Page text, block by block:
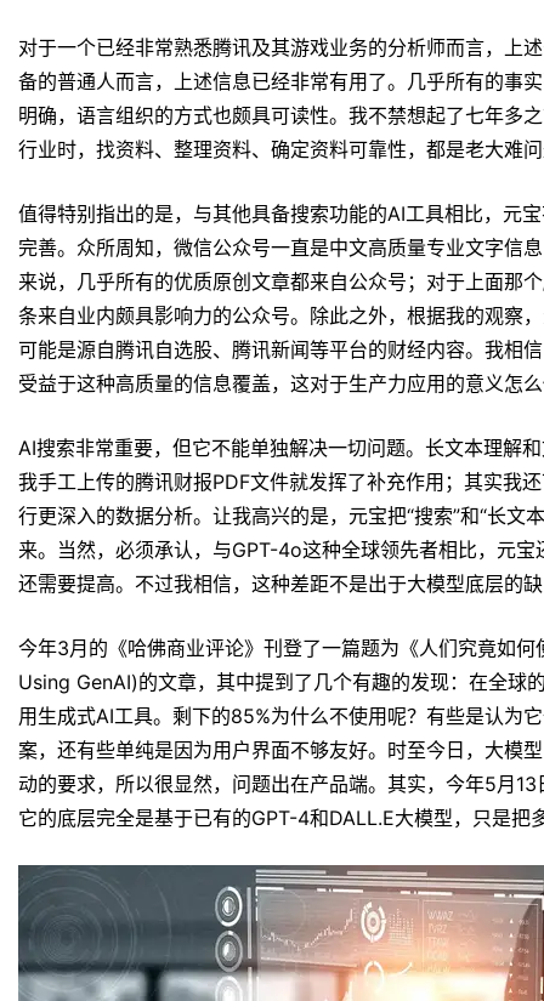
对于一个已经非常熟悉腾讯及其游戏业务的分析师而言，上
备的普通人而言，上述信息已经非常有用了。几乎所有的事
明确，语言组织的方式也颇具可读性。我不禁想起了七年多
行业时，找资料、整理资料、确定资料可靠性，都是老大难
值得特别指出的是，与其他具备搜索功能的AI工具相比，元
完善。众所周知，微信公众号一直是中文高质量专业文字信
来说，几乎所有的优质原创文章都来自公众号；对于上面那
条来自业内颇具影响力的公众号。除此之外，根据我的观察
可能是源自腾讯自选股、腾讯新闻等平台的财经内容。我相
受益于这种高质量的信息覆盖，这对于生产力应用的意义怎
AI搜索非常重要，但它不能单独解决一切问题。长文本理解
我手工上传的腾讯财报PDF文件就发挥了补充作用；其实我
行更深入的数据分析。让我高兴的是，元宝把“搜索”和“长文
来。当然，必须承认，与GPT-4o这种全球领先者相比，元
还需要提高。不过我相信，这种差距不是出于大模型底层的
今年3月的《哈佛商业评论》刊登了一篇题为《人们究竟如
Using GenAI)的文章，其中提到了几个有趣的发现：在全球
用生成式AI工具。剩下的85%为什么不使用呢？有些是认为
案，还有些单纯是因为用户界面不够友好。时至今日，大模
动的要求，所以很显然，问题出在产品端。其实，今年5月
它的底层完全是基于已有的GPT-4和DALL.E大模型，只是